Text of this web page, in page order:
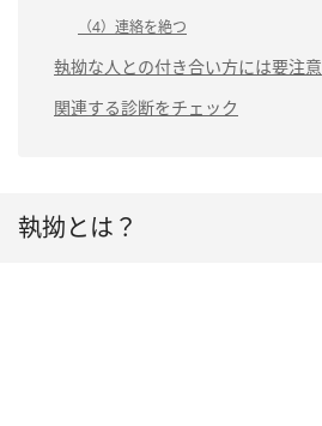
（4）連絡を絶つ
執拗な人との付き合い方には要注意
関連する診断をチェック
執拗とは？